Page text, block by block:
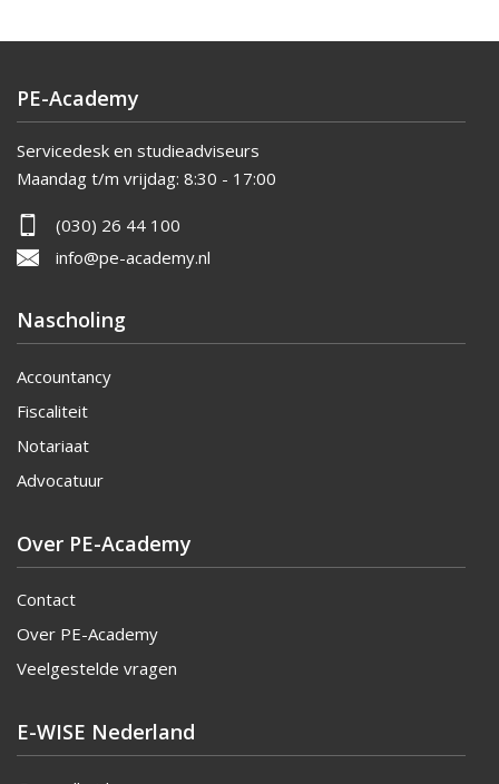
PE-Academy
Servicedesk en studieadviseurs
Maandag t/m vrijdag: 8:30 - 17:00
(030) 26 44 100
info@pe-academy.nl
Nascholing
Accountancy
Fiscaliteit
Notariaat
Advocatuur
Over PE-Academy
Contact
Over PE-Academy
Veelgestelde vragen
E-WISE Nederland